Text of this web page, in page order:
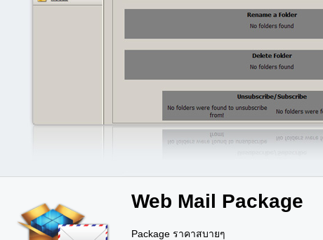
Web Mail Package
Package ราคาสบายๆ